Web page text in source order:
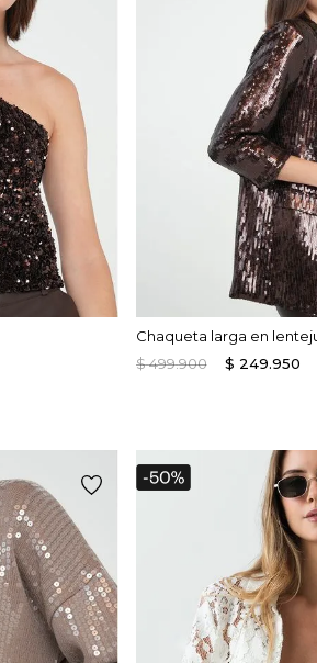
Chaqueta larga en
$499.900 $ 249.950